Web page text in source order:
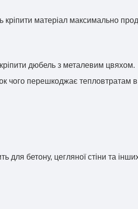
матеріал максимально
кріпити дюбель з металевим цвяхом.
чого перешкоджає тепловтратам
для бетону, цегляної стіни та